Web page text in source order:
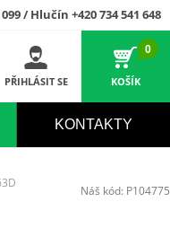
/ Hlučín +420 734 541 648
PŘIHLÁSIT SE
0
KOŠÍK
KONTAKTY
Náš kód: P104775